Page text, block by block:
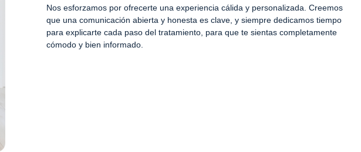
Nos esforzamos por ofrecerte una experiencia cálida y personalizada. Creemos
que una comunicación abierta y honesta es clave, y siempre dedicamos tiempo
para explicarte cada paso del tratamiento, para que te sientas completamente
cómodo y bien informado.